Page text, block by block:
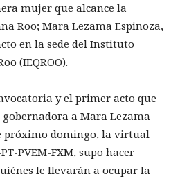
mujer que alcance la
Roo; Mara Lezama Espinoza,
en la sede del Instituto
(IEQROO).
y el primer acto que
a Mara Lezama
próximo domingo, la virtual
PVEM-FXM, supo hacer
le llevarán a ocupar la